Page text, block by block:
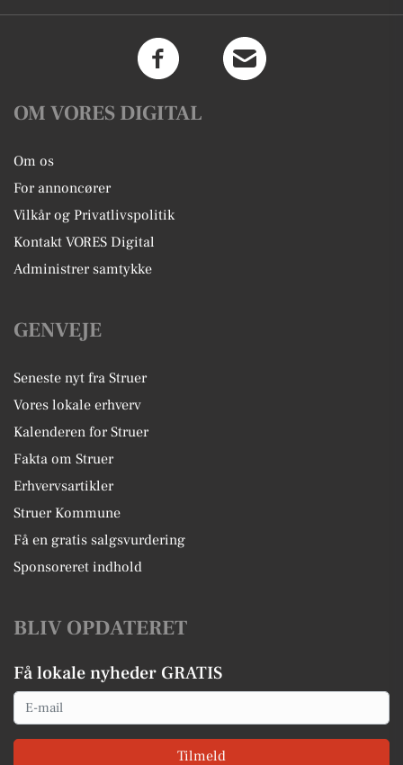
OM VORES DIGITAL
Om os
For annoncører
Vilkår og Privatlivspolitik
Kontakt VORES Digital
Administrer samtykke
GENVEJE
Seneste nyt fra Struer
Vores lokale erhverv
Kalenderen for Struer
Fakta om Struer
Erhvervsartikler
Struer Kommune
Få en gratis salgsvurdering
Sponsoreret indhold
BLIV OPDATERET
Få lokale nyheder GRATIS
Email
Tilmeld